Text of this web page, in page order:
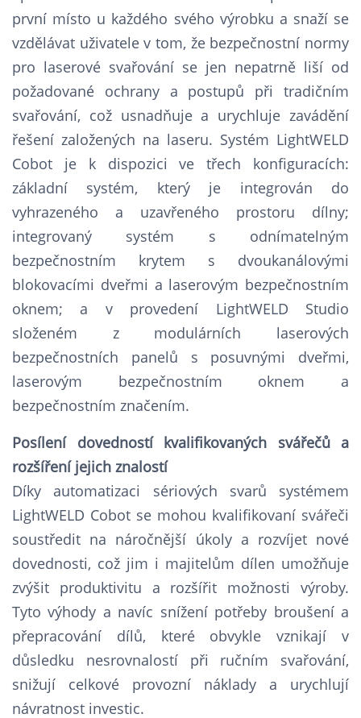
první místo u každého svého výrobku a snaží se
vzdělávat uživatele v tom, že bezpečnostní normy
pro laserové svařování se jen nepatrně liší od
požadované ochrany a postupů při tradičním
svařování, což usnadňuje a urychluje zavádění
řešení založených na laseru. Systém LightWELD
Cobot je k dispozici ve třech konfiguracích:
základní systém, který je integrován do
vyhrazeného a uzavřeného prostoru dílny;
integrovaný systém s odnímatelným
bezpečnostním krytem s dvoukanálovými
blokovacími dveřmi a laserovým bezpečnostním
oknem; a v provedení LightWELD Studio
složeném z modulárních laserových
bezpečnostních panelů s posuvnými dveřmi,
laserovým bezpečnostním oknem a
bezpečnostním značením.
Posílení dovedností kvalifikovaných svářečů a
rozšíření jejich znalostí
Díky automatizaci sériových svarů systémem
LightWELD Cobot se mohou kvalifikovaní svářeči
soustředit na náročnější úkoly a rozvíjet nové
dovednosti, což jim i majitelům dílen umožňuje
zvýšit produktivitu a rozšířit možnosti výroby.
Tyto výhody a navíc snížení potřeby broušení a
přepracování dílů, které obvykle vznikají v
důsledku nesrovnalostí při ručním svařování,
snižují celkové provozní náklady a urychlují
návratnost investic.